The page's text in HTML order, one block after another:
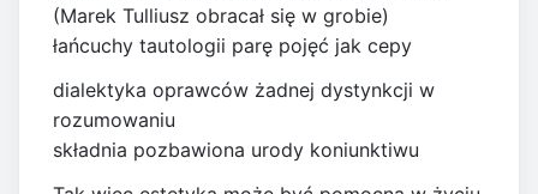
(Marek Tulliusz obracał się w grobie)
łańcuchy tautologii parę pojęć jak cepy
dialektyka oprawców żadnej dystynkcji w
rozumowaniu
składnia pozbawiona urody koniunktiwu